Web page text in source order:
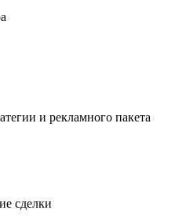
и рекламного пакета
сделки